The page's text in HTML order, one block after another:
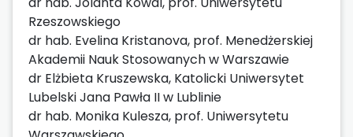
Rzeszowskiego
dr hab. Evelina Kristanova, prof. Menedżerskiej
Akademii Nauk Stosowanych w Warszawie
dr Elżbieta Kruszewska, Katolicki Uniwersytet
Lubelski Jana Pawła II w Lublinie
dr hab. Monika Kulesza, prof. Uniwersytetu